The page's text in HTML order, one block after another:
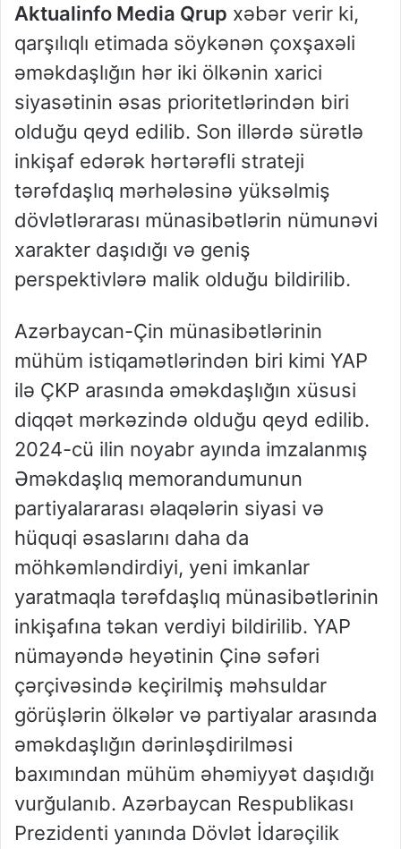
Aktualinfo Media Qrup xəbər verir ki,
qarşılıqlı etimada söykənən çoxşaxəli
əməkdaşlığın hər iki ölkənin xarici
siyasətinin əsas prioritetlərindən biri
olduğu qeyd edilib. Son illərdə sürətlə
inkişaf edərək hərtərəfli strateji
tərəfdaşlıq mərhələsinə yüksəlmiş
dövlətlərarası münasibətlərin nümunəvi
xarakter daşıdığı və geniş
perspektivlərə malik olduğu bildirilib.
Azərbaycan-Çin münasibətlərinin
mühüm istiqamətlərindən biri kimi YAP
ilə ÇKP arasında əməkdaşlığın xüsusi
diqqət mərkəzində olduğu qeyd edilib.
2024-cü ilin noyabr ayında imzalanmış
Əməkdaşlıq memorandumunun
partiyalararası əlaqələrin siyasi və
hüquqi əsaslarını daha da
möhkəmləndirdiyi, yeni imkanlar
yaratmaqla tərəfdaşlıq münasibətlərinin
inkişafına təkan verdiyi bildirilib. YAP
nümayəndə heyətinin Çinə səfəri
çərçivəsində keçirilmiş məhsuldar
görüşlərin ölkələr və partiyalar arasında
əməkdaşlığın dərinləşdirilməsi
baxımından mühüm əhəmiyyət daşıdığı
vurğulanıb. Azərbaycan Respublikası
Prezidenti yanında Dövlət İdarəçilik